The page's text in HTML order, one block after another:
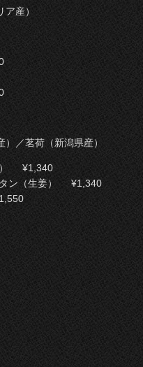
産）
／茗荷（新潟県産）
） ¥1,340
タン（生姜） ¥1,340